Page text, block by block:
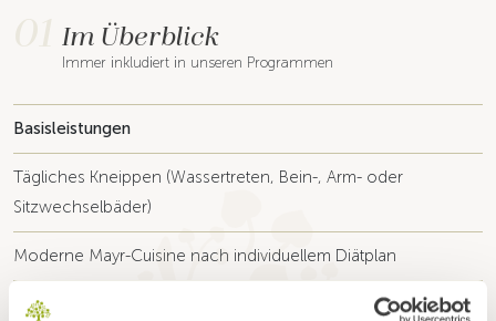
01 Im Überblick
Immer inkludiert in unseren Programmen
Basisleistungen
Tägliches Kneippen (Wassertreten, Bein-, Arm- oder
Sitzwechselbäder)
Moderne Mayr-Cuisine nach individuellem Diätplan
Mineralwasser, Kräutertee und Basenbrühe